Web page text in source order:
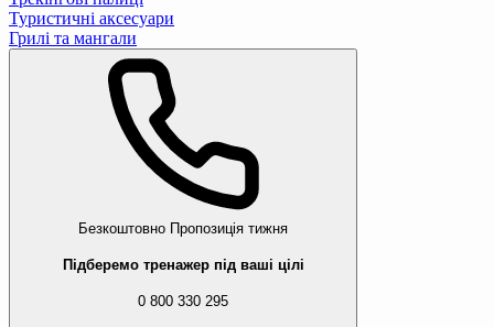
Туристичні аксесуари
Грилі та мангали
Безкоштовно Пропозиція тижня
Підберемо тренажер під ваші цілі
0 800 330 295